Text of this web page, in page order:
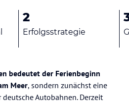
2
Erfolgsstrategie
bedeutet der Ferienbeginn
Meer, sondern zunächst eine
Autobahnen. Derzeit